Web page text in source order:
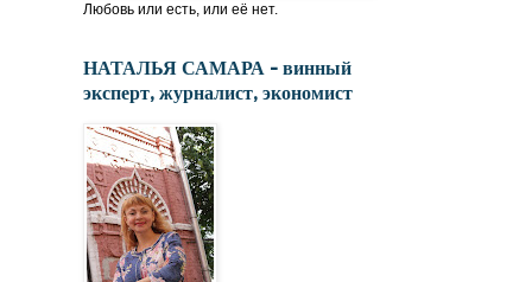
Любовь или есть, или её нет.
НАТАЛЬЯ САМАРА - винный
эксперт, журналист, экономист